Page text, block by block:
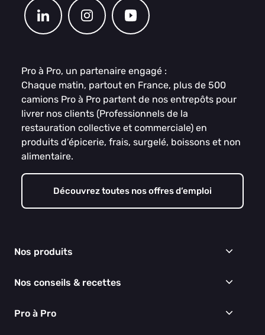
Pro à Pro, un partenaire engagé :
Chaque matin, partout en France, plus de 500
camions Pro à Pro partent de nos entrepôts pour
livrer nos clients (Professionnels de la
restauration collective et commerciale) en
produits d’épicerie, frais, surgelé, boissons et non
alimentaire.
Découvrez toutes nos offres d’emploi
Nos produits
Épicerie
Boissons
Nos conseils & recettes
Recettes
Pro à Pro